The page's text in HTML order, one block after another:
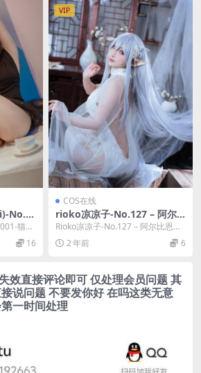
No.0
猫猫
16
VIP
COS在线
rioko凉凉子-No.127 – 阿尔
比恩旗袍 [43P 11V]
Rioko凉凉子-No.127 – 阿尔比恩旗
袍 [43P 11V]，Rioko...
2 年前 6
效直接评论即可 仅处理会员问题 其
说问题 不要发你好 在吗这类无意
一时间处理